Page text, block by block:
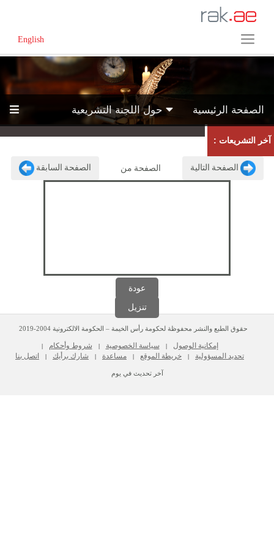
English
الصفحة الرئيسية حول اللجنة التشريعية
آخر التشريعات :
الصفحة السابقة الصفحة من
عودة
تنزيل
حقوق الطبع والنشر محفوظة لحكومة رأس الخيمة – الحكومة الالكترونية 2004-2019
إمكانية الوصول | سياسة الخصوصية | شروط وأحكام |
تحديد المسؤولية | خريطة الموقع | مساعدة | شارك برأيك | اتصل بنا
آخر تحديث في يوم